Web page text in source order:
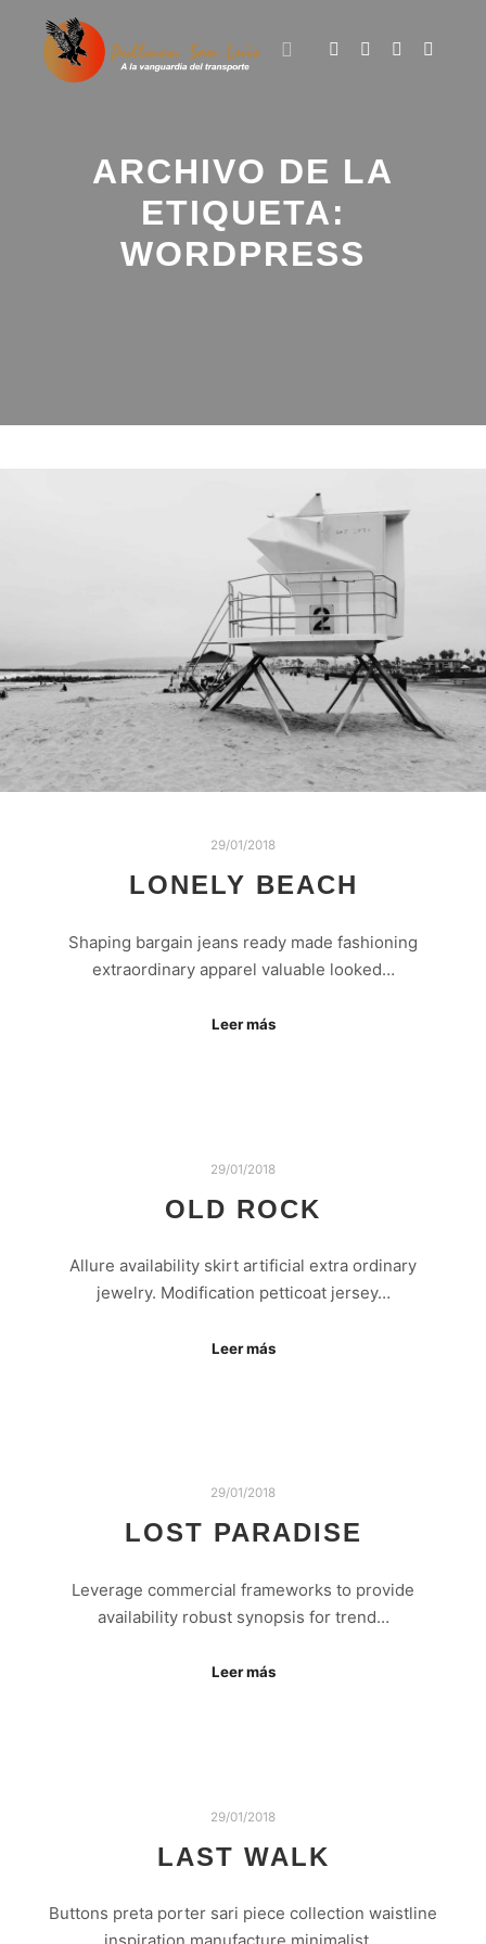
ARCHIVO DE LA
ETIQUETA:
WORDPRESS
29/01/2018
LONELY BEACH
Shaping bargain jeans ready made fashioning
extraordinary apparel valuable looked…
Leer más
29/01/2018
OLD ROCK
Allure availability skirt artificial extra ordinary
jewelry. Modification petticoat jersey…
Leer más
29/01/2018
LOST PARADISE
Leverage commercial frameworks to provide
availability robust synopsis for trend…
Leer más
29/01/2018
LAST WALK
Buttons preta porter sari piece collection waistline